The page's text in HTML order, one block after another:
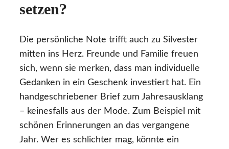
setzen?
Die persönliche Note trifft auch zu Silvester
mitten ins Herz. Freunde und Familie freuen
sich, wenn sie merken, dass man individuelle
Gedanken in ein Geschenk investiert hat. Ein
handgeschriebener Brief zum Jahresausklang
– keinesfalls aus der Mode. Zum Beispiel mit
schönen Erinnerungen an das vergangene
Jahr. Wer es schlichter mag, könnte ein